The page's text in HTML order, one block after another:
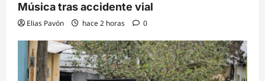
Música tras accidente vial
Elias Pavón hace 2 horas 0